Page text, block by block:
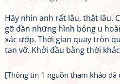
Hãy nhìn anh rất lâu, thật lâu.
gỡ dần những hình bóng u
xác ướp. Thời gian quay tròn
tan vỡ. Khởi đầu bằng thời
[Thông tin 1 nguồn tham khảo đã